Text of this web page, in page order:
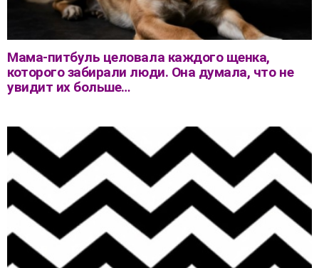
Мама-питбуль целовала каждого щенка,
которого забирали люди. Она думала, что не
увидит их больше…